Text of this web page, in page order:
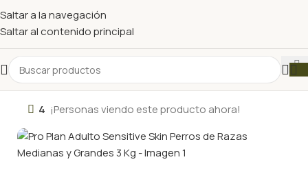
Saltar a la navegación
Saltar al contenido principal
4 ¡Personas viendo este producto ahora!